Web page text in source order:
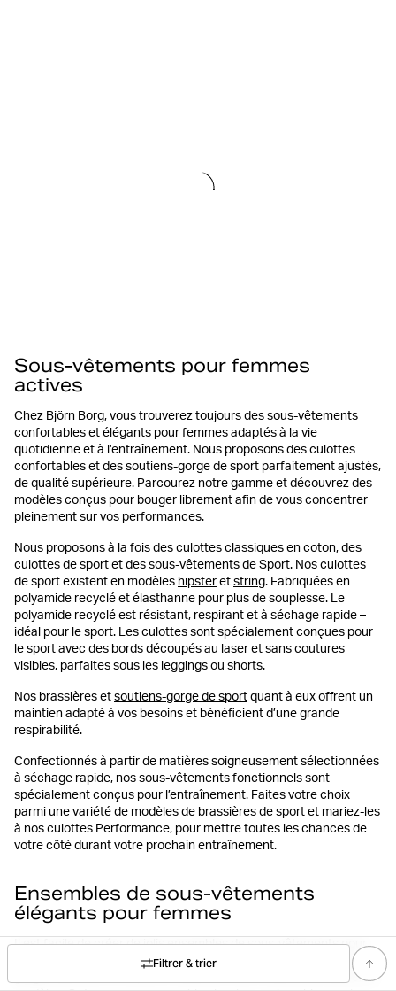
Filtrer & trier
Sous-vêtements pour femmes
actives
Chez Björn Borg, vous trouverez toujours des sous-vêtements
confortables et élégants pour femmes adaptés à la vie
quotidienne et à l’entraînement. Nous proposons des culottes
confortables et des soutiens-gorge de sport parfaitement ajustés,
de qualité supérieure. Parcourez notre gamme et découvrez des
modèles conçus pour bouger librement afin de vous concentrer
pleinement sur vos performances.
Nous proposons à la fois des culottes classiques en coton, des
culottes de sport et des sous-vêtements de Sport. Nos culottes
de sport existent en modèles hipster et string. Fabriquées en
polyamide recyclé et élasthanne pour plus de souplesse. Le
polyamide recyclé est résistant, respirant et à séchage rapide –
idéal pour le sport. Les culottes sont spécialement conçues pour
le sport avec des bords découpés au laser et sans coutures
visibles, parfaites sous les leggings ou shorts.
Nos brassières et soutiens-gorge de sport quant à eux offrent un
maintien adapté à vos besoins et bénéficient d’une grande
respirabilité.
Confectionnés à partir de matières soigneusement sélectionnées
à séchage rapide, nos sous-vêtements fonctionnels sont
spécialement conçus pour l’entraînement. Faites votre choix
parmi une variété de modèles de brassières de sport et mariez-les
à nos culottes Performance, pour mettre toutes les chances de
votre côté durant votre prochain entraînement.
Ensembles de sous-vêtements
élégants pour femmes
Il est facile de créer de jolis ensembles de sous-vêtements pour
soutiens-gorgeet culottes assortis. Soutiens-
gorge doux sans armatures, associés à des culottes de différents